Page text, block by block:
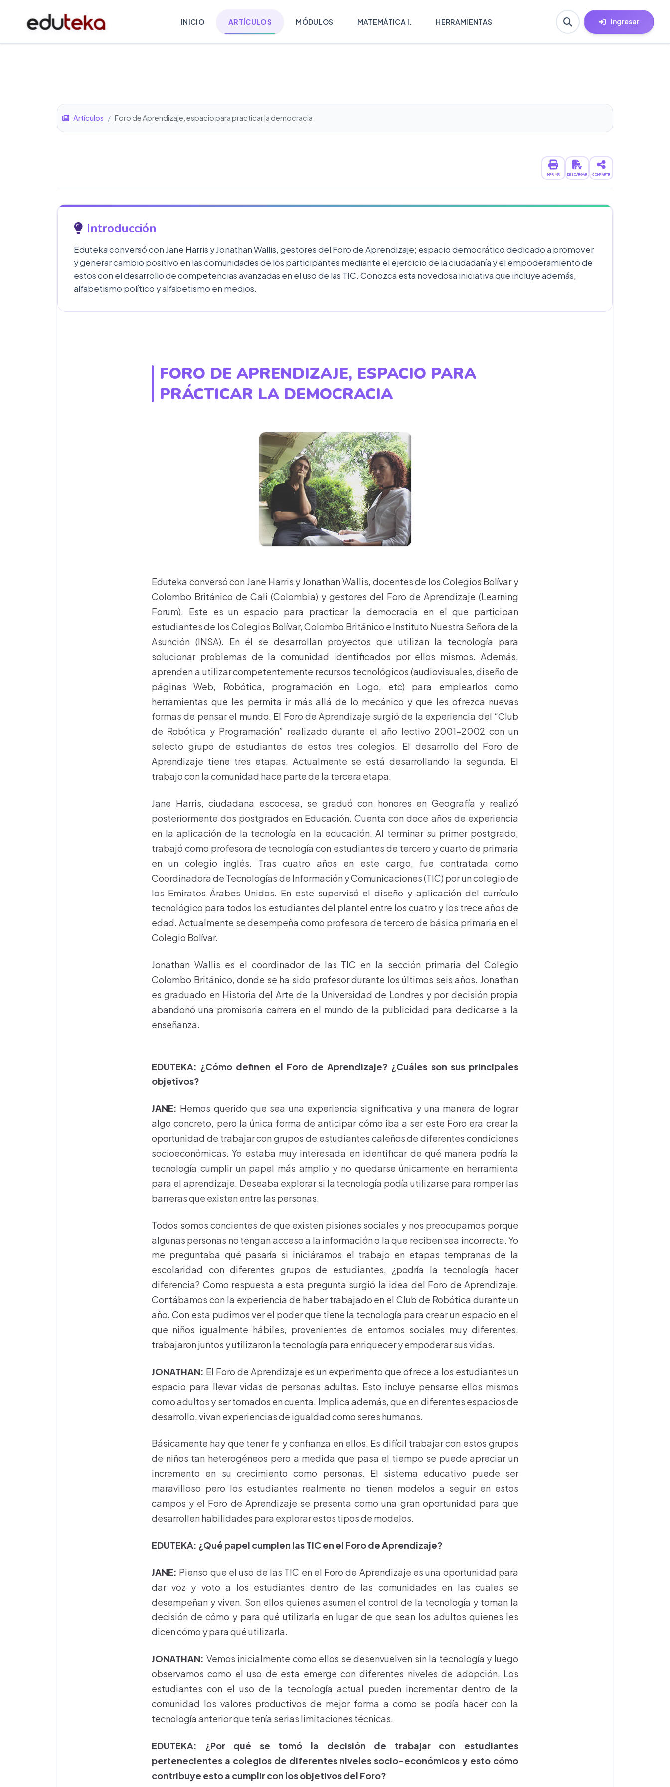
INICIO ARTÍCULOS MÓDULOS MATEMÁTICA I. HERRAMIENTAS Ingresar
Artículos / Foro de Aprendizaje, espacio para practicar la democracia
IMPRIMIR DESCARGAR COMPARTIR
Introducción
Eduteka conversó con Jane Harris y Jonathan Wallis, gestores del Foro de Aprendizaje; espacio democrático dedicado a promover
y generar cambio positivo en las comunidades de los participantes mediante el ejercicio de la ciudadanía y el empoderamiento de
estos con el desarrollo de competencias avanzadas en el uso de las TIC. Conozca esta novedosa iniciativa que incluye además,
alfabetismo político y alfabetismo en medios.
FORO DE APRENDIZAJE, ESPACIO PARA
PRÁCTICAR LA DEMOCRACIA
Eduteka conversó con Jane Harris y Jonathan Wallis, docentes de los Colegios Bolívar y
Colombo Británico de Cali (Colombia) y gestores del Foro de Aprendizaje (Learning
Forum). Este es un espacio para practicar la democracia en el que participan
estudiantes de los Colegios Bolívar, Colombo Británico e Instituto Nuestra Señora de la
Asunción (INSA). En él se desarrollan proyectos que utilizan la tecnología para
solucionar problemas de la comunidad identificados por ellos mismos. Además,
aprenden a utilizar competentemente recursos tecnológicos (audiovisuales, diseño de
páginas Web, Robótica, programación en Logo, etc) para emplearlos como
herramientas que les permita ir más allá de lo mecánico y que les ofrezca nuevas
formas de pensar el mundo. El Foro de Aprendizaje surgió de la experiencia del “Club
de Robótica y Programación” realizado durante el año lectivo 2001-2002 con un
selecto grupo de estudiantes de estos tres colegios. El desarrollo del Foro de
Aprendizaje tiene tres etapas. Actualmente se está desarrollando la segunda. El
trabajo con la comunidad hace parte de la tercera etapa.
Jane Harris, ciudadana escocesa, se graduó con honores en Geografía y realizó
posteriormente dos postgrados en Educación. Cuenta con doce años de experiencia
en la aplicación de la tecnología en la educación. Al terminar su primer postgrado,
trabajó como profesora de tecnología con estudiantes de tercero y cuarto de primaria
en un colegio inglés. Tras cuatro años en este cargo, fue contratada como
Coordinadora de Tecnologías de Información y Comunicaciones (TIC) por un colegio de
los Emiratos Árabes Unidos. En este supervisó el diseño y aplicación del currículo
tecnológico para todos los estudiantes del plantel entre los cuatro y los trece años de
edad. Actualmente se desempeña como profesora de tercero de básica primaria en el
Colegio Bolívar.
Jonathan Wallis es el coordinador de las TIC en la sección primaria del Colegio
Colombo Británico, donde se ha sido profesor durante los últimos seis años. Jonathan
es graduado en Historia del Arte de la Universidad de Londres y por decisión propia
abandonó una promisoria carrera en el mundo de la publicidad para dedicarse a la
enseñanza.
EDUTEKA: ¿Cómo definen el Foro de Aprendizaje? ¿Cuáles son sus principales
objetivos?
JANE: Hemos querido que sea una experiencia significativa y una manera de lograr
algo concreto, pero la única forma de anticipar cómo iba a ser este Foro era crear la
oportunidad de trabajar con grupos de estudiantes caleños de diferentes condiciones
socioeconómicas. Yo estaba muy interesada en identificar de qué manera podría la
tecnología cumplir un papel más amplio y no quedarse únicamente en herramienta
para el aprendizaje. Deseaba explorar si la tecnología podía utilizarse para romper las
barreras que existen entre las personas.
Todos somos concientes de que existen pisiones sociales y nos preocupamos porque
algunas personas no tengan acceso a la información o la que reciben sea incorrecta. Yo
me preguntaba qué pasaría si iniciáramos el trabajo en etapas tempranas de la
escolaridad con diferentes grupos de estudiantes, ¿podría la tecnología hacer
diferencia? Como respuesta a esta pregunta surgió la idea del Foro de Aprendizaje.
Contábamos con la experiencia de haber trabajado en el Club de Robótica durante un
año. Con esta pudimos ver el poder que tiene la tecnología para crear un espacio en el
que niños igualmente hábiles, provenientes de entornos sociales muy diferentes,
trabajaron juntos y utilizaron la tecnología para enriquecer y empoderar sus vidas.
JONATHAN: El Foro de Aprendizaje es un experimento que ofrece a los estudiantes un
espacio para llevar vidas de personas adultas. Esto incluye pensarse ellos mismos
como adultos y ser tomados en cuenta. Implica además, que en diferentes espacios de
desarrollo, vivan experiencias de igualdad como seres humanos.
Básicamente hay que tener fe y confianza en ellos. Es difícil trabajar con estos grupos
de niños tan heterogéneos pero a medida que pasa el tiempo se puede apreciar un
incremento en su crecimiento como personas. El sistema educativo puede ser
maravilloso pero los estudiantes realmente no tienen modelos a seguir en estos
campos y el Foro de Aprendizaje se presenta como una gran oportunidad para que
desarrollen habilidades para explorar estos tipos de modelos.
EDUTEKA: ¿Qué papel cumplen las TIC en el Foro de Aprendizaje?
JANE: Pienso que el uso de las TIC en el Foro de Aprendizaje es una oportunidad para
dar voz y voto a los estudiantes dentro de las comunidades en las cuales se
desempeñan y viven. Son ellos quienes asumen el control de la tecnología y toman la
decisión de cómo y para qué utilizarla en lugar de que sean los adultos quienes les
dicen cómo y para qué utilizarla.
JONATHAN: Vemos inicialmente como ellos se desenvuelven sin la tecnología y luego
observamos como el uso de esta emerge con diferentes niveles de adopción. Los
estudiantes con el uso de la tecnología actual pueden incrementar dentro de la
comunidad los valores productivos de mejor forma a como se podía hacer con la
tecnología anterior que tenía serias limitaciones técnicas.
EDUTEKA: ¿Por qué se tomó la decisión de trabajar con estudiantes
pertenecientes a colegios de diferentes niveles socio-económicos y esto cómo
contribuye esto a cumplir con los objetivos del Foro?